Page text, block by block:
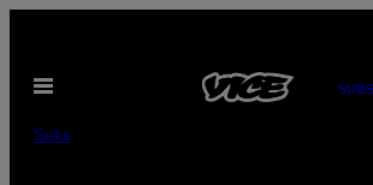
de
inhoud
Open
Seks